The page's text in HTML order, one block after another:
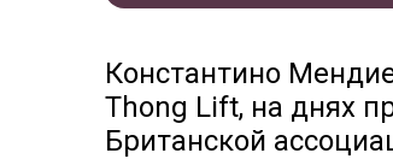
Константино
Thong Lift, на днях
Британской